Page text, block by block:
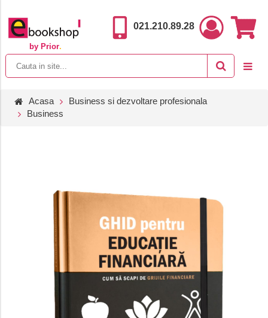
by Prior.
021.210.89.28
Acasa
Business si dezvoltare profesionala
Business